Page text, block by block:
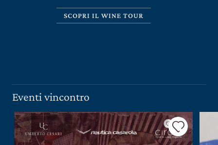
EVENTI BUSINESS
SCOPRI
IL NOSTRO SHOP
EXCLUSIVE
WINE CLUB
SCOPRI IL WINE TOUR
Eventi vincontro